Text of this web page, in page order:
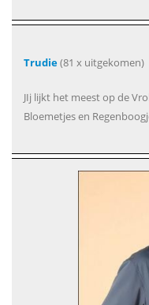
Trudie(81 x uitgekomen)
JIj lijkt het meest op de
Bloemetjes en